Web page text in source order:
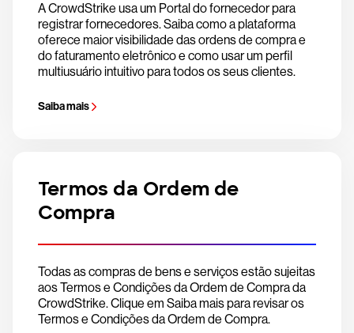
A CrowdStrike usa um Portal do fornecedor para
registrar fornecedores. Saiba como a plataforma
oferece maior visibilidade das ordens de compra e
do faturamento eletrônico e como usar um perfil
multiusuário intuitivo para todos os seus clientes.
Saiba mais
Termos da Ordem de
Compra
Todas as compras de bens e serviços estão sujeitas
aos Termos e Condições da Ordem de Compra da
CrowdStrike. Clique em Saiba mais para revisar os
Termos e Condições da Ordem de Compra.